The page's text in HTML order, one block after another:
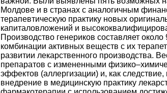
Молдове и в странах с аналогичным
терапевтическую практику новых
капиталовложений и
Производство генериков составляет
комбинации активных веществ с их
развитии лекарственного производства.
препаратов с измененными
эффектов (аллергизации) и, как
внедрение в медицинскую практику